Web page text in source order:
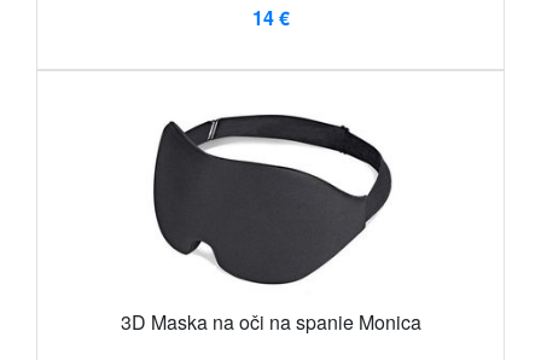
14 €
3D Maska na oči na spanie Monica